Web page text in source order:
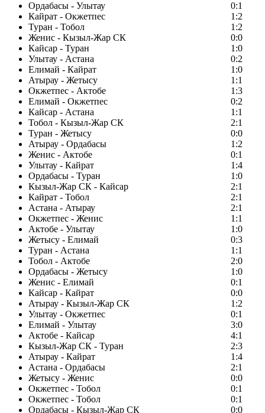
Ордабасы - Улытау
0:1
Кайрат - Окжетпес
1:2
Туран - Тобол
1:2
Женис - Кызыл-Жар СК
0:0
Кайсар - Туран
1:0
Улытау - Астана
0:2
Елимай - Кайрат
1:0
Атырау - Жетысу
1:1
Окжетпес - Актобе
1:3
Елимай - Окжетпес
0:2
Кайсар - Астана
1:1
Тобол - Кызыл-Жар СК
2:1
Туран - Жетысу
0:0
Атырау - Ордабасы
1:2
Женис - Актобе
0:1
Улытау - Кайрат
1:4
Ордабасы - Туран
1:0
Кызыл-Жар СК - Кайсар
2:1
Кайрат - Тобол
2:1
Астана - Атырау
2:1
Окжетпес - Женис
1:1
Актобе - Улытау
1:0
Жетысу - Елимай
0:3
Туран - Астана
1:1
Тобол - Актобе
2:0
Ордабасы - Жетысу
1:0
Женис - Елимай
0:1
Кайсар - Кайрат
0:0
Атырау - Кызыл-Жар СК
1:2
Улытау - Окжетпес
0:1
Елимай - Улытау
3:0
Актобе - Кайсар
4:1
Кызыл-Жар СК - Туран
2:3
Атырау - Кайрат
1:4
Астана - Ордабасы
2:1
Жетысу - Женис
0:0
Окжетпес - Тобол
0:1
Окжетпес - Тобол
0:1
Ордабасы - Кызыл-Жар СК
0:0